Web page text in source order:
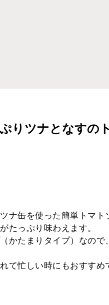
りツナとなすの
ナ缶を使った簡単トマト
たっぷり味わえます。
かたまりタイプ）なの
て忙しい時にもおすすめ